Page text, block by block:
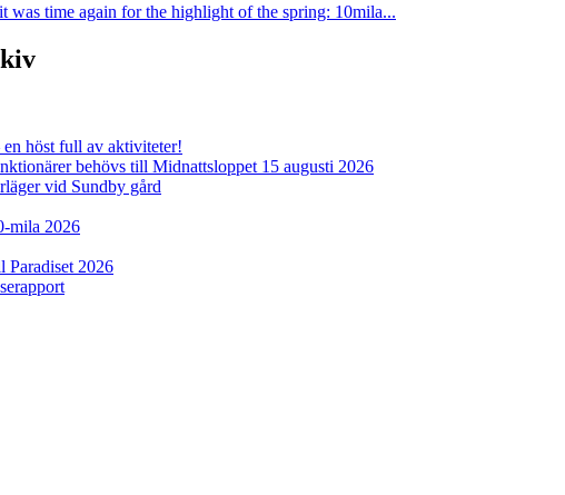
was time again for the highlight of the spring: 10mila...
höst full av aktiviteter!
behövs till Midnattsloppet 15 augusti 2026
vid Sundby gård
mila 2026
Paradiset 2026